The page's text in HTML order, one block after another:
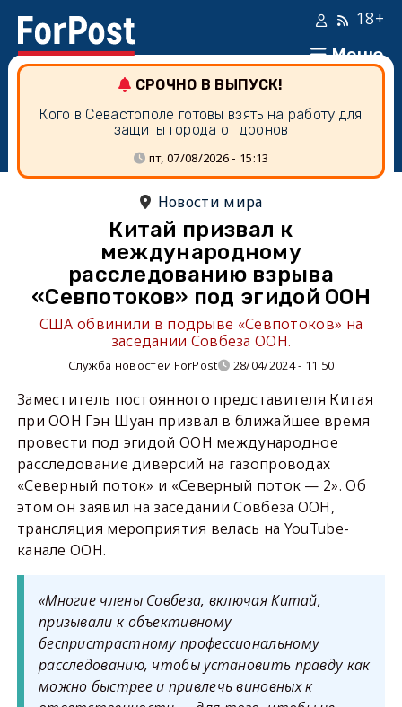
Меню
18+
СРОЧНО В ВЫПУСК!
Кого в Севастополе готовы взять на работу для
защиты города от дронов
пт, 07/08/2026 - 15:13
Новости мира
Китай призвал к
международному
расследованию взрыва
«Севпотоков» под эгидой ООН
США обвинили в подрыве «Севпотоков» на
заседании Совбеза ООН.
Служба новостей ForPost 28/04/2024 - 11:50
Заместитель постоянного представителя Китая
при ООН Гэн Шуан призвал в ближайшее время
провести под эгидой ООН международное
расследование диверсий на газопроводах
«Северный поток» и «Северный поток — 2». Об
этом он заявил на заседании Совбеза ООН,
трансляция мероприятия велась на YouTube-
канале ООН.
«Многие члены Совбеза, включая Китай,
призывали к объективному
беспристрастному профессиональному
расследованию, чтобы установить правду как
можно быстрее и привлечь виновных к